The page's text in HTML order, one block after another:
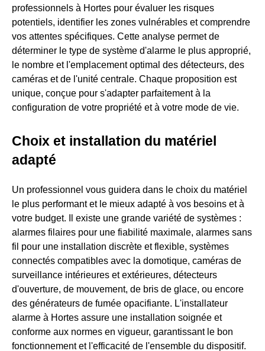
professionnels à Hortes pour évaluer les risques
potentiels, identifier les zones vulnérables et comprendre
vos attentes spécifiques. Cette analyse permet de
déterminer le type de système d'alarme le plus approprié,
le nombre et l'emplacement optimal des détecteurs, des
caméras et de l'unité centrale. Chaque proposition est
unique, conçue pour s'adapter parfaitement à la
configuration de votre propriété et à votre mode de vie.
Choix et installation du matériel
adapté
Un professionnel vous guidera dans le choix du matériel
le plus performant et le mieux adapté à vos besoins et à
votre budget. Il existe une grande variété de systèmes :
alarmes filaires pour une fiabilité maximale, alarmes sans
fil pour une installation discrète et flexible, systèmes
connectés compatibles avec la domotique, caméras de
surveillance intérieures et extérieures, détecteurs
d'ouverture, de mouvement, de bris de glace, ou encore
des générateurs de fumée opacifiante. L'installateur
alarme à Hortes assure une installation soignée et
conforme aux normes en vigueur, garantissant le bon
fonctionnement et l'efficacité de l'ensemble du dispositif.